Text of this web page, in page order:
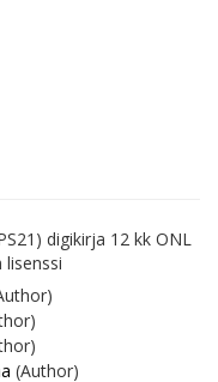
digikirja 12 kk ONL
(Author)